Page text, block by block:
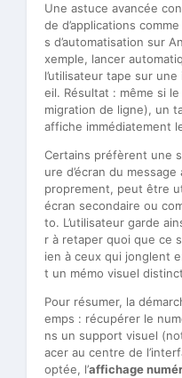
Une astuce avancée
de d’applications
s d’automatisation sur
xemple, lancer
l’utilisateur tape sur une
eil. Résultat : même si
migration de ligne), un
affiche immédiatement
Certains préfèrent une
ure d’écran du
proprement, peut être
écran secondaire ou
to. L’utilisateur garde
r à retaper quoi que ce
ien à ceux qui jonglent
t un mémo visuel
Pour résumer, la
emps : récupérer le
ns un support visuel
acer au centre de
optée, l’affichage